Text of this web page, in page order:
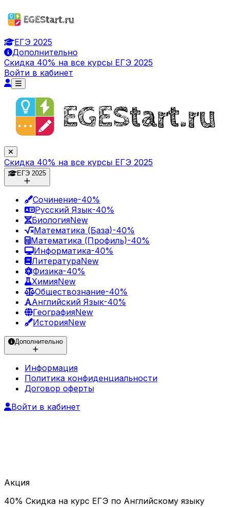
ЕГЭ 2025
Дополнительно
Скидка 40% на все курсы ЕГЭ 2025
Войти в кабинет
Скидка 40% на все курсы ЕГЭ 2025
ЕГЭ 2025
Сочинение-40%
Русский Язык-40%
БиологияNew
Математика (База)-40%
Математика (Профиль)-40%
Информатика-40%
ЛитератураNew
Физика-40%
ХимияNew
Обществознание-40%
Английский Язык-40%
ГеографияNew
ИсторияNew
Дополнительно
Информация
Политика конфиденциальности
Договор оферты
Войти в кабинет
Акция
40% Скидка на курс ЕГЭ по Английскому языку